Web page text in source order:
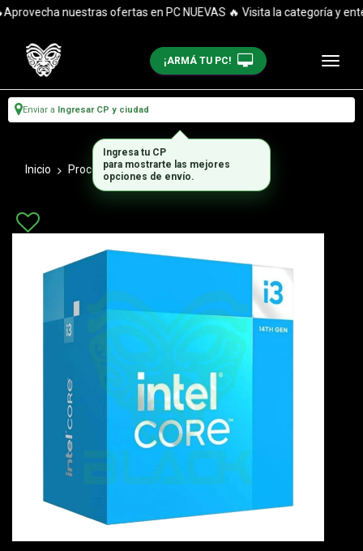
nuestras ofertas en PC NUEVAS 🔥 Visita la categoría y
¡ARMÁ TU PC!
Enviar a Ingresar CP y ciudad
Inicio Procesadores Procesadores Intel
Ingresa tu CP
para mostrarte las mejores
opciones de envío.